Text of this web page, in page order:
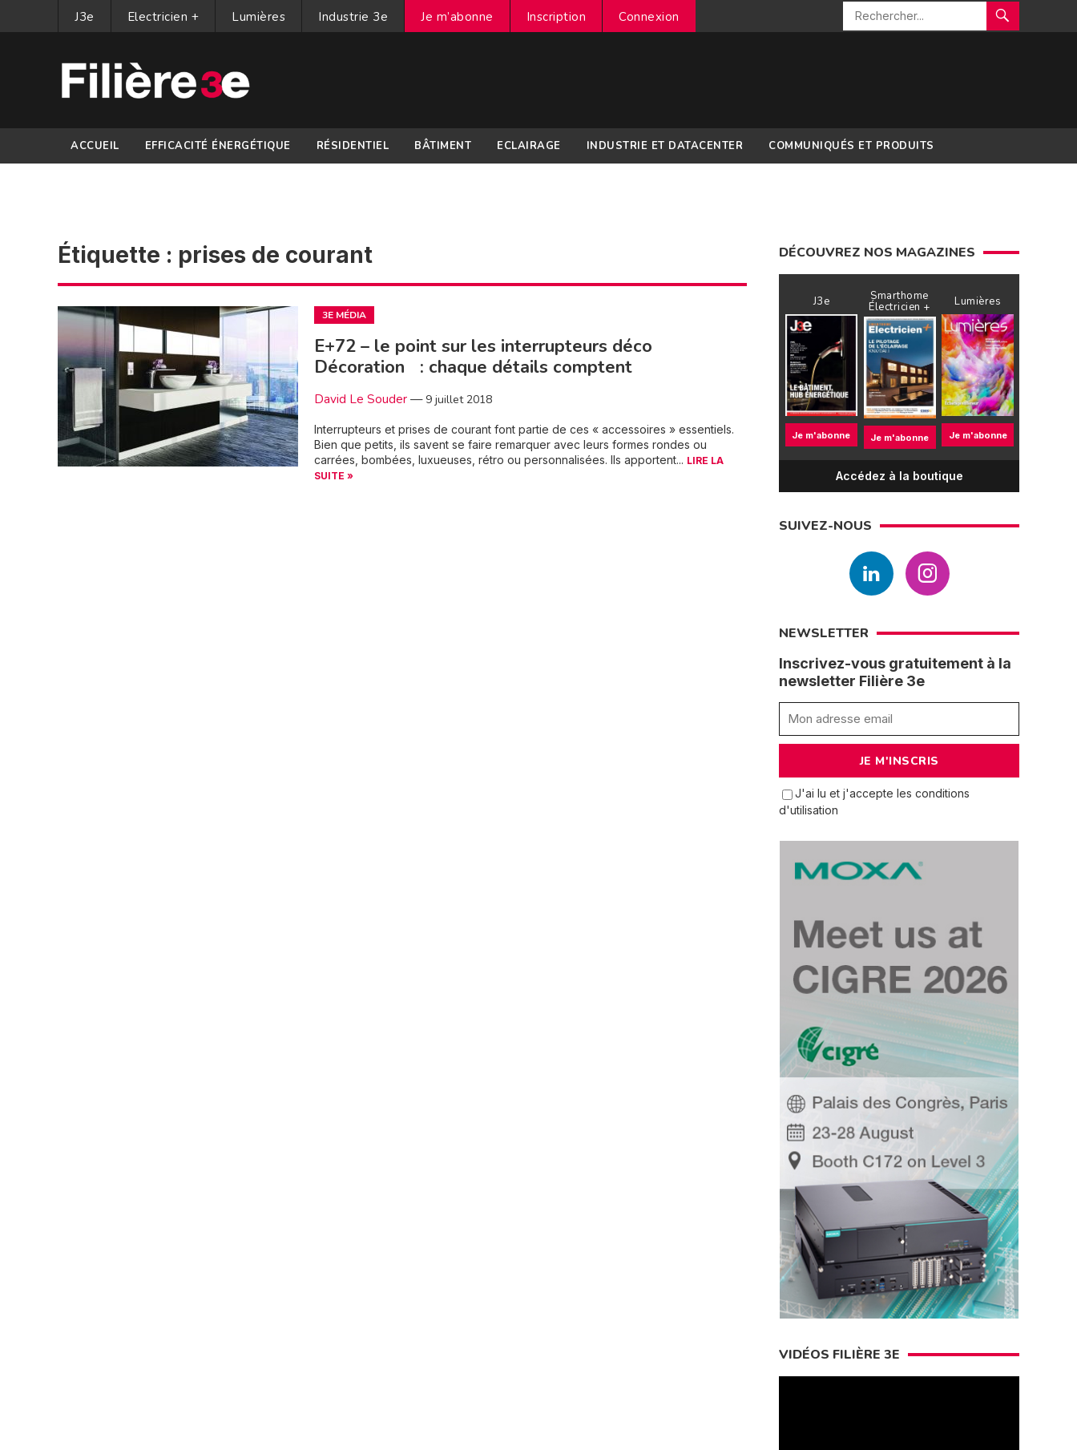
J3e Electricien + Lumières Industrie 3e Je m’abonne Inscription Connexion
ACCUEIL EFFICACITÉ ÉNERGÉTIQUE RÉSIDENTIEL BÂTIMENT ECLAIRAGE INDUSTRIE ET DATACENTER COMMUNIQUÉS ET PRODUITS
Étiquette : prises de courant
3E MÉDIA
E+72 – le point sur les interrupteurs déco
Décoration : chaque détails comptent
David Le Souder— 9 juillet 2018
Interrupteurs et prises de courant font partie de ces « accessoires » essentiels.
Bien que petits, ils savent se faire remarquer avec leurs formes rondes ou
carrées, bombées, luxueuses, rétro ou personnalisées. Ils apportent... LIRE LA
SUITE »
DÉCOUVREZ NOS MAGAZINES
J3e
Je m'abonne
Smarthome
Électricien +
Je m'abonne
Lumières
Je m'abonne
Accédez à la boutique
SUIVEZ-NOUS
NEWSLETTER
Inscrivez-vous gratuitement à la
newsletter Filière 3e
J'ai lu et j'accepte les conditions
d'utilisation
VIDÉOS FILIÈRE 3E